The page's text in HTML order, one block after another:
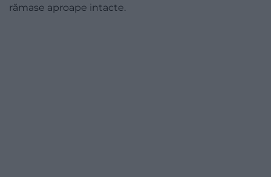
rămase aproape intacte.